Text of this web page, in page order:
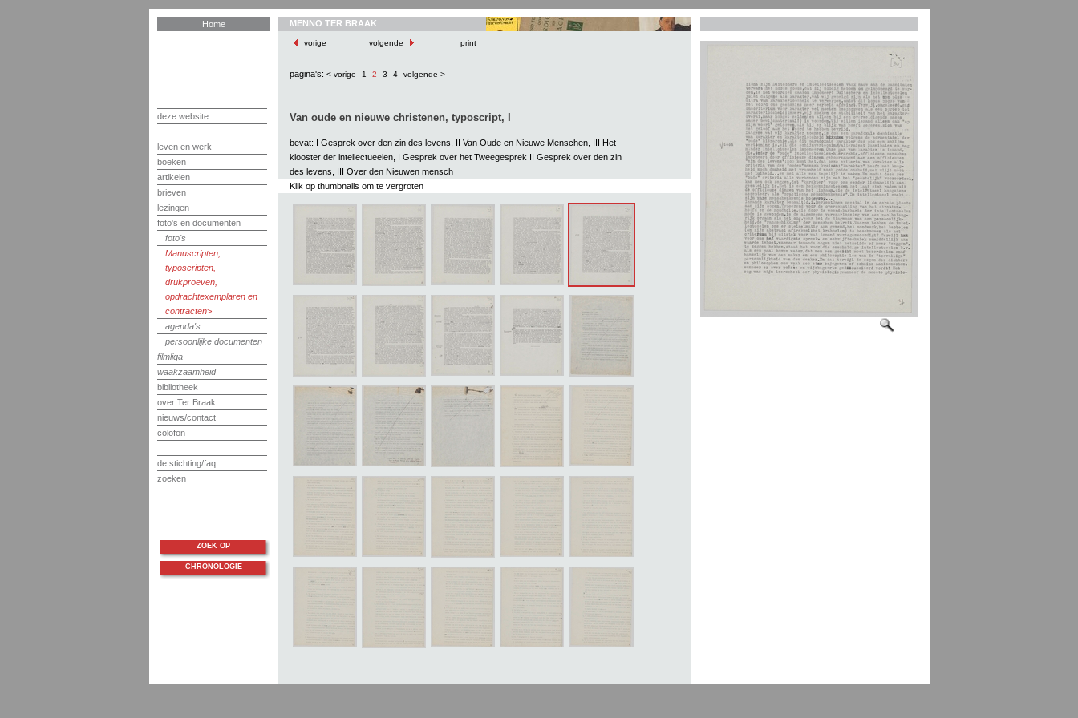
Home
deze website
leven en werk
boeken
artikelen
brieven
lezingen
foto's en documenten
foto's
Manuscripten,
typoscripten,
drukproeven,
opdrachtexemplaren en
contracten
agenda's
persoonlijke documenten
filmliga
waakzaamheid
bibliotheek
over Ter Braak
nieuws/contact
colofon
de stichting/faq
zoeken
MENNO TER BRAAK
vorige volgende print
pagina's: < vorige 1 2 3 4 volgende >
Van oude en nieuwe christenen, typoscript, I
bevat: I Gesprek over den zin des levens, II Van Oude en Nieuwe Menschen, III Het
klooster der intellectueelen, I Gesprek over het Tweegesprek II Gesprek over den zin
des levens, III Over den Nieuwen mensch
Klik op thumbnails om te vergroten
ZOEK OP
CHRONOLOGIE